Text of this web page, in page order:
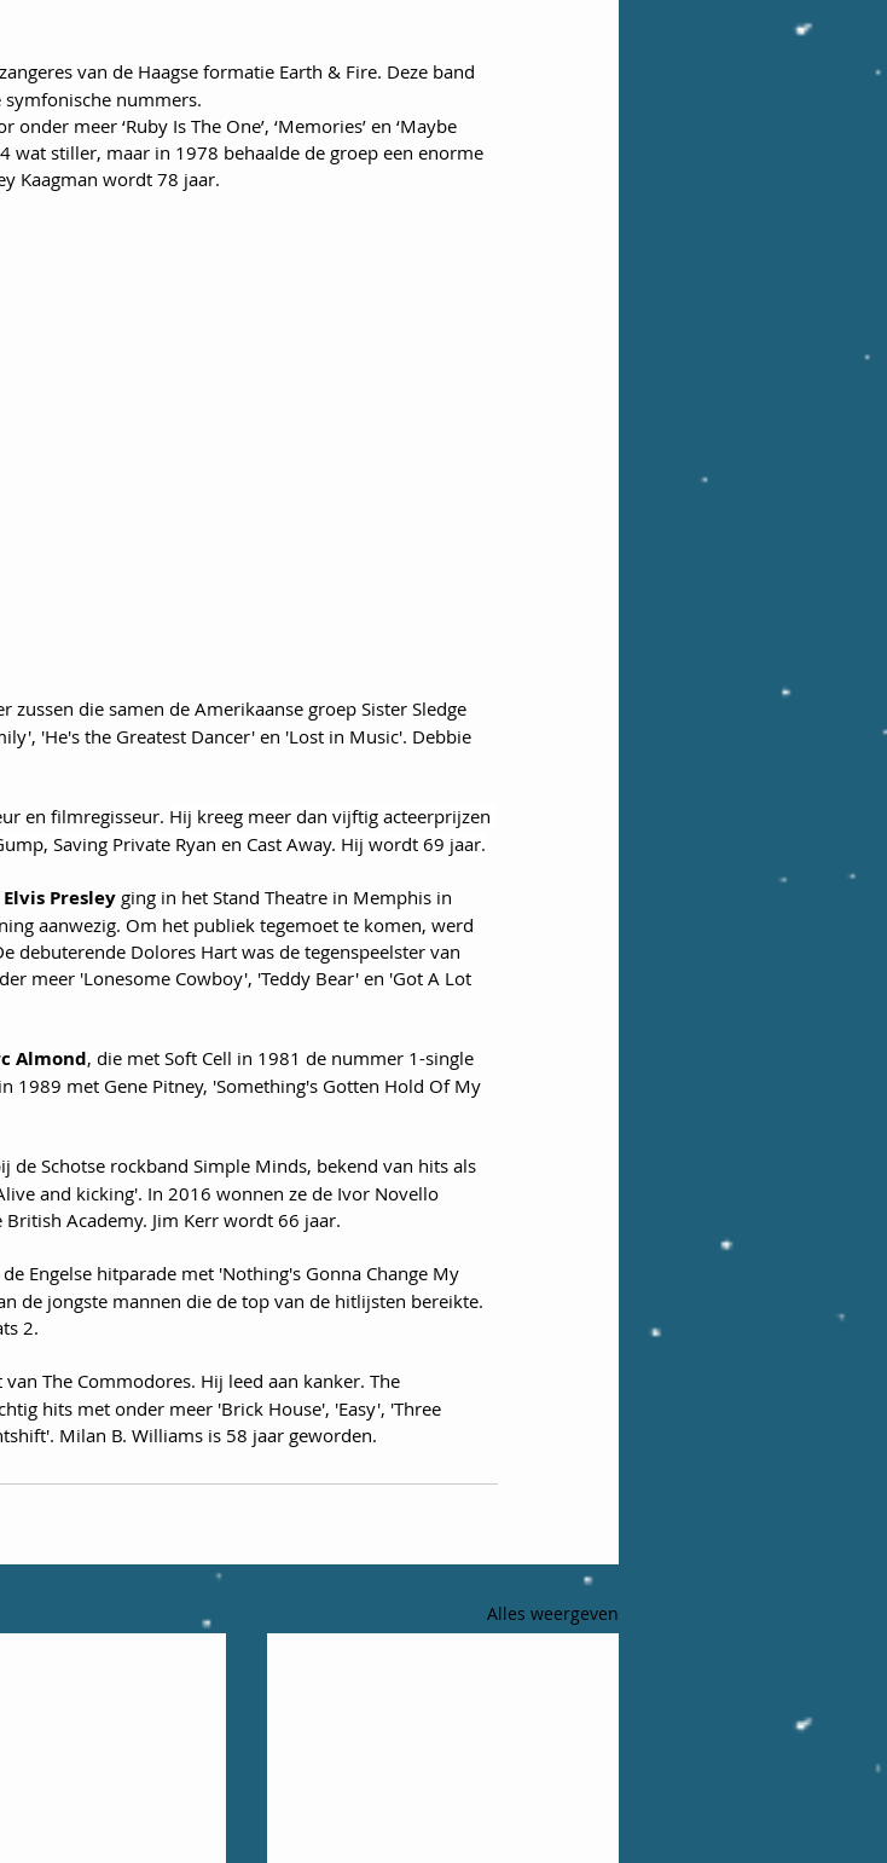
van de Haagse formatie Earth & Fire. Deze band
nummers.
meer ‘Ruby Is The One’, ‘Memories’ en ‘Maybe
wat stiller, maar in 1978 behaalde de groep een enorme
Kaagman wordt 78 jaar.
zussen die samen de Amerikaanse groep Sister Sledge
'He's the Greatest Dancer' en 'Lost in Music'. Debbie
en filmregisseur. Hij kreeg meer dan vijftig acteerprijzen
Saving Private Ryan en Cast Away. Hij wordt 69 jaar.
Elvis Presley ging in het Stand Theatre in Memphis in
aanwezig. Om het publiek tegemoet te komen, werd
debuterende Dolores Hart was de tegenspeelster van
meer 'Lonesome Cowboy', 'Teddy Bear' en 'Got A Lot
Almond, die met Soft Cell in 1981 de nummer 1-single
1989 met Gene Pitney, 'Something's Gotten Hold Of My
de Schotse rockband Simple Minds, bekend van hits als
and kicking'. In 2016 wonnen ze de Ivor Novello
Academy. Jim Kerr wordt 66 jaar.
Engelse hitparade met 'Nothing's Gonna Change My
de jongste mannen die de top van de hitlijsten bereikte.
2.
van The Commodores. Hij leed aan kanker. The
hits met onder meer 'Brick House', 'Easy', 'Three
Milan B. Williams is 58 jaar geworden.
Alles weergeven